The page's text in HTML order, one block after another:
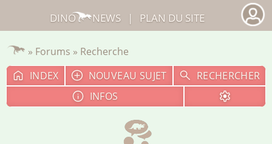
» Forums » Recherche
INDEX
NOUVEAU SUJET
RECHERCHER
INFOS
DINO NEWS | PLAN DU SITE